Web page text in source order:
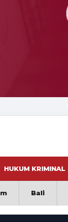
HUKUM KRIMINAL
Bali